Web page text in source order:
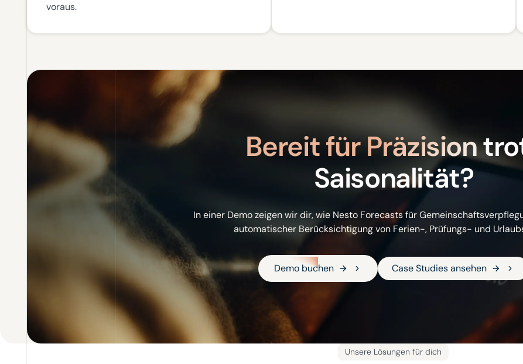
voraus.
Bereit für Präzision
Saisonalität?
In einer Demo zeigen wir dir, wie Nesto Forecasts für
automatischer Berücksichtigung von Ferien-, Prüfungs- und
Demo buchen
Demo buchen
Case Studies
Case Studies ansehen
Unsere Lösungen für dich